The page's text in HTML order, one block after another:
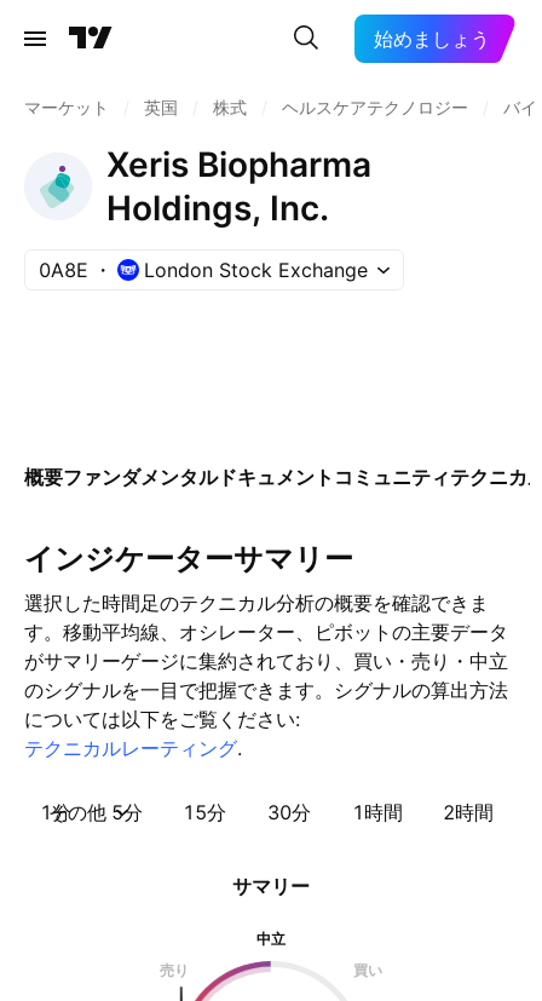
始めましょう
マーケット 英国 株式 ヘルスケアテクノロジー バイ
Xeris Biopharma
Holdings, Inc.
0A8E London Stock Exchange
概要ファンダメンタルドキュメント コミュニティテクニカ
インジケーターサマリー
選択した時間足のテクニカル分析の概要を確認できま
す。移動平均線、オシレーター、ピボットの主要データ
がサマリーゲージに集約されており、買い・売り・中立
のシグナルを一目で把握できます。シグナルの算出方法
については以下をご覧ください:
テクニカルレーティング.
1分 5分 15分 30分 1時間 2時間
その他
サマリー
中立
売り
買い